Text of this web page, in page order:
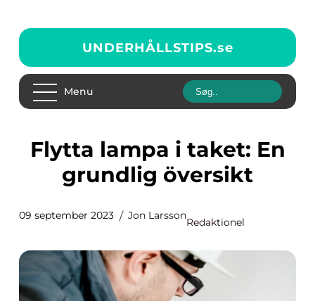
UNDERHÅLLSTIPS.se
Menu
Flytta lampa i taket: En
grundlig översikt
09 september 2023 Jon Larsson
Redaktionel